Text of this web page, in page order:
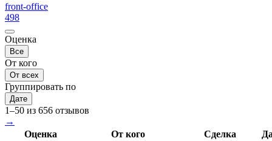
front-office
498
Оценка
Все
От кого
От всех
Группировать по
Дате
1–50 из 656 отзывов
→
Оценка
От кого Сделка